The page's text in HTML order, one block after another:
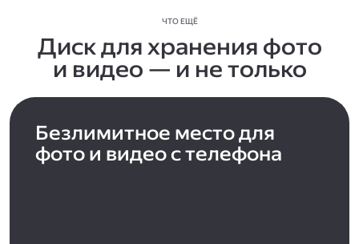
ЧТО ЕЩЁ
Диск для хранения фото
и видео — и не только
Безлимитное место для
фото и видео с телефона